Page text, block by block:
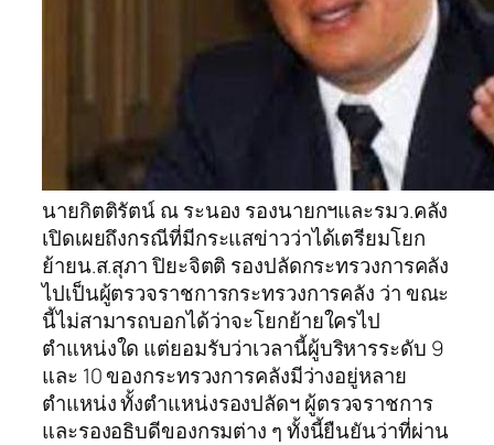
นายกิตติรัตน์ ณ ระนอง รองนายกฯและรมว.คลัง
เปิดเผยถึงกรณีที่มีกระแสข่าวว่าได้เตรียมโยก
ย้ายน.ส.สุภา ปิยะจิตติ รองปลัดกระทรวงการคลัง
ไปเป็นผู้ตรวจราชการกระทรวงการคลัง ว่า ขณะ
นี้ไม่สามารถบอกได้ว่าจะโยกย้ายใครไป
ตำแหน่งใด แต่ยอมรับว่าเวลานี้ผู้บริหารระดับ 9
และ 10 ของกระทรวงการคลังมีว่างอยู่หลาย
ตำแหน่ง ทั้งตำแหน่งรองปลัดฯ ผู้ตรวจราชการ
และรองอธิบดีของกรมต่าง ๆ ทั้งนี้ยืนยันว่าที่ผ่าน